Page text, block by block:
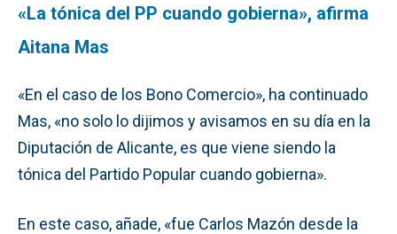
«La tónica del PP cuando gobierna», afirma
Aitana Mas
«En el caso de los Bono Comercio», ha continuado
Mas, «no solo lo dijimos y avisamos en su día en la
Diputación de Alicante, es que viene siendo la
tónica del Partido Popular cuando gobierna».
En este caso, añade, «fue Carlos Mazón desde la